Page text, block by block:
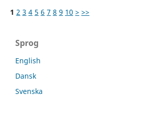
1 2 3 4 5 6 7 8 9 10 > >>
Sprog
English
Dansk
Svenska